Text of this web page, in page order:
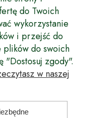
ofertę - wspaniałe
i owocowych,
produkowane są
plantatorów.
drzewka cechuje
naszego klimatu
internetowego sklepu
owocowe, drzewka
owocowych, borówka
czereśni, odmiany śliwek
do Twoich
wykorzystanie
i przejść do
plików do swoich
zgody".
w naszej